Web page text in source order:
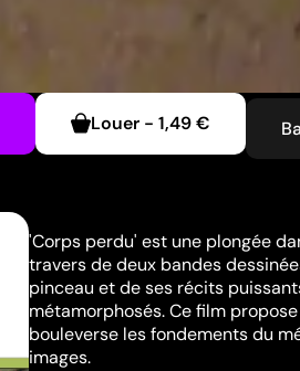
Louer - 1,49 €
'Corps perdu' est une plongée
travers de deux bandes
pinceau et de ses récits
métamorphosés. Ce film
bouleverse les fondements du
images.